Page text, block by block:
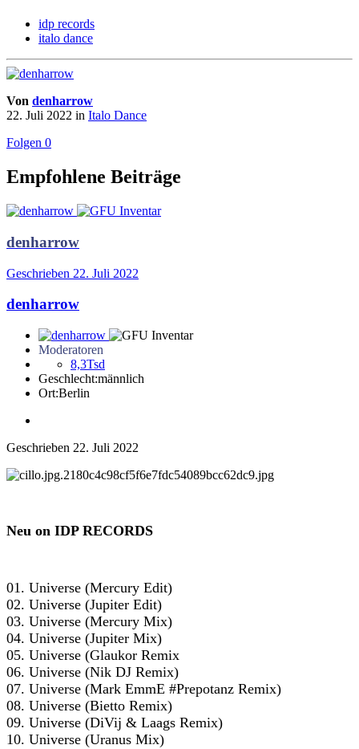
idp records
italo dance
Von denharrow
22. Juli 2022 in Italo Dance
Folgen 0
Empfohlene Beiträge
denharrow
Geschrieben 22. Juli 2022
denharrow
Moderatoren
8,3Tsd
Geschlecht:männlich
Ort:Berlin
Geschrieben 22. Juli 2022
Neu on IDP RECORDS
01. Universe (Mercury Edit)
02. Universe (Jupiter Edit)
03. Universe (Mercury Mix)
04. Universe (Jupiter Mix)
05. Universe (Glaukor Remix
06. Universe (Nik DJ Remix)
07. Universe (Mark EmmE #Prepotanz Remix)
08. Universe (Bietto Remix)
09. Universe (DiVij & Laags Remix)
10. Universe (Uranus Mix)